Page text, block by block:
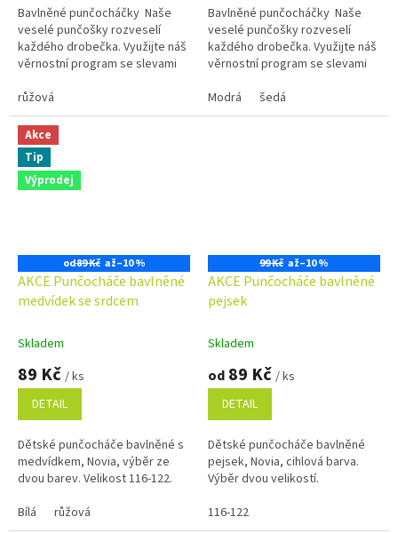
Bavlněné punčocháčky Naše
veselé punčošky rozveselí
každého drobečka. Využijte náš
věrnostní program se slevami
Věrnostní program
růžová
Bavlněné punčocháčky Naše
veselé punčošky rozveselí
každého drobečka. Využijte náš
věrnostní program se slevami
Věrnostní program
Modrá šedá
Akce
Tip
Výprodej
od89 Kč až–10 %
AKCE Punčocháče bavlněné
medvídek se srdcem
Skladem
89 Kč / ks
DETAIL
Dětské punčocháče bavlněné s
medvídkem, Novia, výběr ze
dvou barev. Velikost 116-122.
Bílá
růžová
99 Kč až–10 %
AKCE Punčocháče bavlněné
pejsek
Skladem
od 89 Kč / ks
DETAIL
Dětské punčocháče bavlněné
pejsek, Novia, cihlová barva.
Výběr dvou velikostí.
116-122